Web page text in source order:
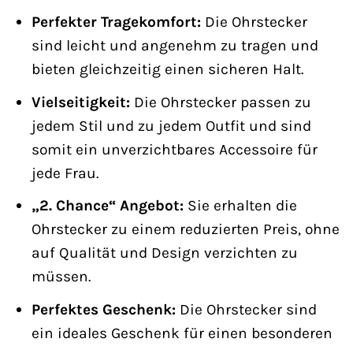
Perfekter Tragekomfort:Die Ohrstecker
sind leicht und angenehm zu tragen und
bieten gleichzeitig einen sicheren Halt.
Vielseitigkeit:Die Ohrstecker passen zu
jedem Stil und zu jedem Outfit und sind
somit ein unverzichtbares Accessoire für
jede Frau.
„2. Chance“ Angebot:Sie erhalten die
Ohrstecker zu einem reduzierten Preis, ohne
auf Qualität und Design verzichten zu
müssen.
Perfektes Geschenk:Die Ohrstecker sind
ein ideales Geschenk für einen besonderen